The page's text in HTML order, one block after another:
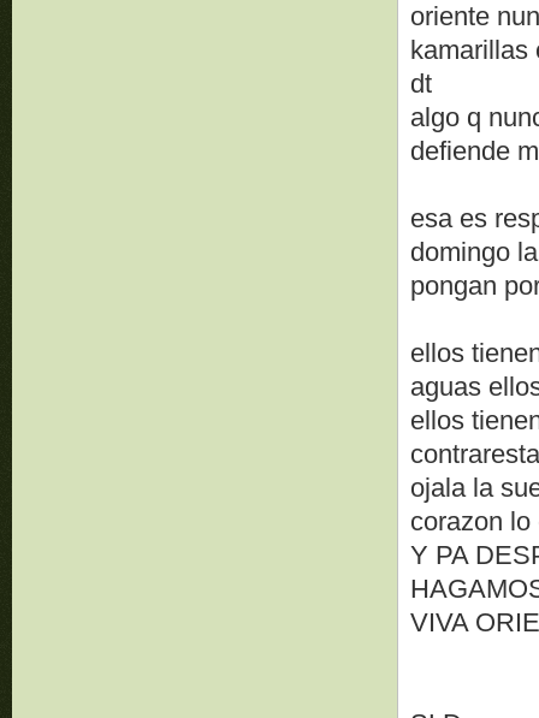
oriente
kamarillas
dt
algo q
defiende
esa es
domingo
pongan por
ellos
aguas
ellos
ojala la
corazon lo
Y PA
VIVA